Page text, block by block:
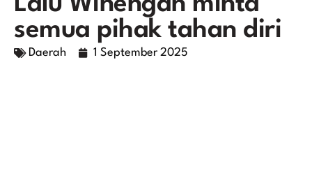
semua pihak tahan diri
Daerah 1 September 2025